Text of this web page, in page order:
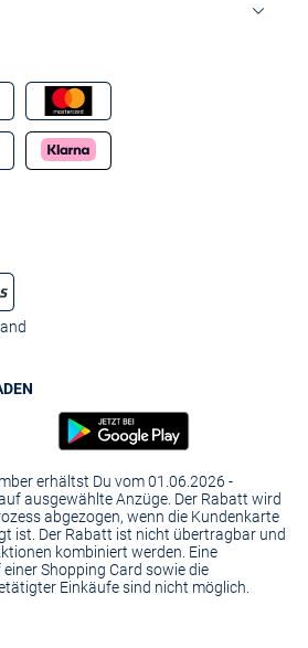
erhältst Du vom 01.06.2026 -
ausgewählte Anzüge. Der Rabatt wird
abgezogen, wenn die Kundenkarte
ist. Der Rabatt ist nicht übertragbar und
kombiniert werden. Eine
Shopping Card sowie die
Einkäufe sind nicht möglich.